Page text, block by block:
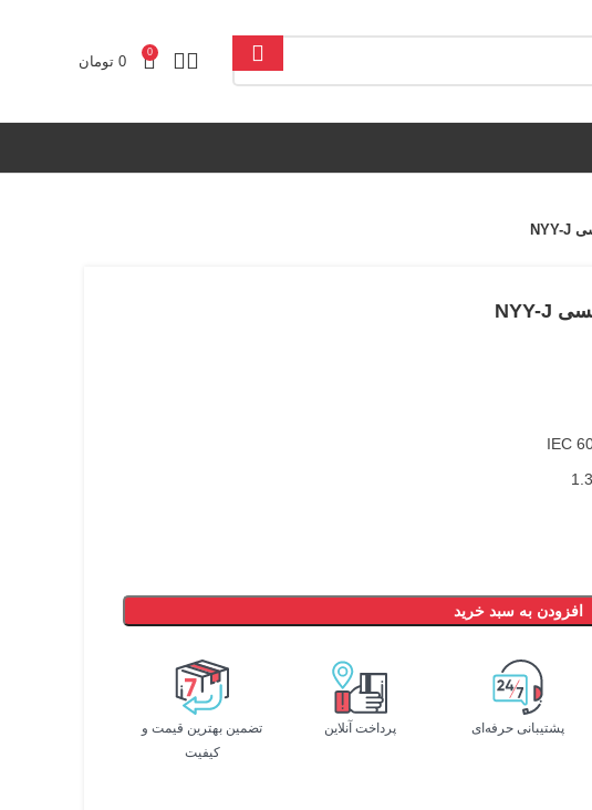
0
0 تومان
افزودن به سبد خرید
پشتیبانی حرفه‌ای پرداخت آنلاین
تضمین بهترین قیمت و
کیفیت